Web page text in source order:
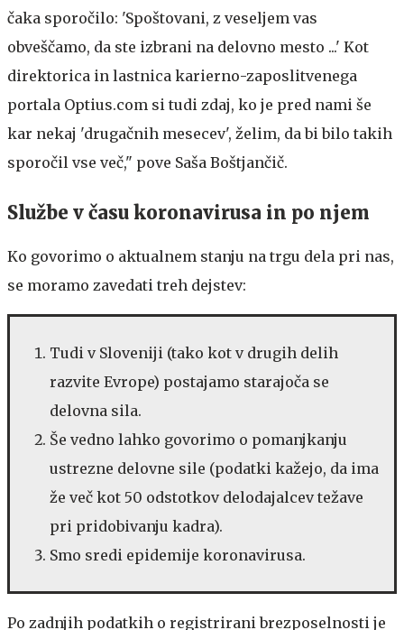
čaka sporočilo: 'Spoštovani, z veseljem vas
obveščamo, da ste izbrani na delovno mesto ...' Kot
direktorica in lastnica karierno-zaposlitvenega
portala Optius.com si tudi zdaj, ko je pred nami še
kar nekaj 'drugačnih mesecev', želim, da bi bilo takih
sporočil vse več," pove Saša Boštjančič.
Službe v času koronavirusa in po njem
Ko govorimo o aktualnem stanju na trgu dela pri nas,
se moramo zavedati treh dejstev:
Tudi v Sloveniji (tako kot v drugih delih
razvite Evrope) postajamo starajoča se
delovna sila.
Še vedno lahko govorimo o pomanjkanju
ustrezne delovne sile (podatki kažejo, da ima
že več kot 50 odstotkov delodajalcev težave
pri pridobivanju kadra).
Smo sredi epidemije koronavirusa.
Po zadnjih podatkih o registrirani brezposelnosti je